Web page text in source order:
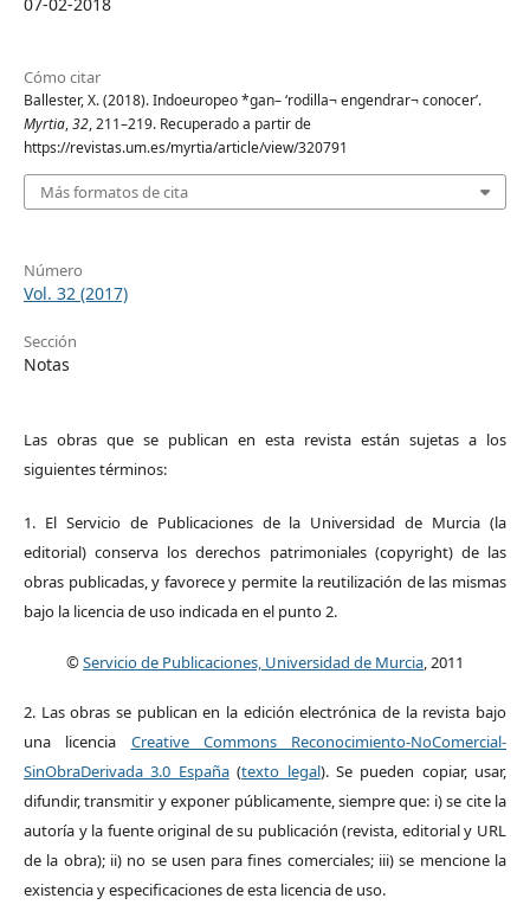
Cómo citar
Ballester, X. (2018). Indoeuropeo *gan– ‘rodilla¬ engendrar¬ conocer’.
Myrtia,32, 211–219. Recuperado a partir de
https://revistas.um.es/myrtia/article/view/320791
Más formatos de cita
Número
Vol. 32 (2017)
Sección
Notas
Las obras que se publican en esta revista están sujetas a los
siguientes términos:
1. El Servicio de Publicaciones de la Universidad de Murcia (la
editorial) conserva los derechos patrimoniales (copyright) de las
obras publicadas, y favorece y permite la reutilización de las mismas
bajo la licencia de uso indicada en el punto 2.
©Servicio de Publicaciones, Universidad de Murcia, 2011
2. Las obras se publican en la edición electrónica de la revista bajo
una licencia Creative Commons Reconocimiento-NoComercial-
SinObraDerivada 3.0 España(texto legal). Se pueden copiar, usar,
difundir, transmitir y exponer públicamente, siempre que: i) se cite la
autoría y la fuente original de su publicación (revista, editorial y URL
de la obra); ii) no se usen para fines comerciales; iii) se mencione la
existencia y especificaciones de esta licencia de uso.